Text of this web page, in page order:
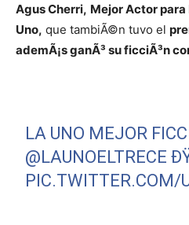
Agus Cherri, Mejor Actor para
Uno, que tambiÃ©n tuvo el
ademÃ¡s ganÃ³ su ficciÃ³n
LA UNO MEJOR
@LAUNOELTRECE
PIC.TWITTER.COM/